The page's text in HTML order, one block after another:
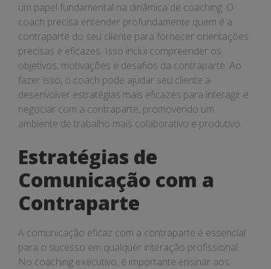
um papel fundamental na dinâmica de coaching. O
coach precisa entender profundamente quem é a
contraparte do seu cliente para fornecer orientações
precisas e eficazes. Isso inclui compreender os
objetivos, motivações e desafios da contraparte. Ao
fazer isso, o coach pode ajudar seu cliente a
desenvolver estratégias mais eficazes para interagir e
negociar com a contraparte, promovendo um
ambiente de trabalho mais colaborativo e produtivo.
Estratégias de
Comunicação com a
Contraparte
A comunicação eficaz com a contraparte é essencial
para o sucesso em qualquer interação profissional.
No coaching executivo, é importante ensinar aos